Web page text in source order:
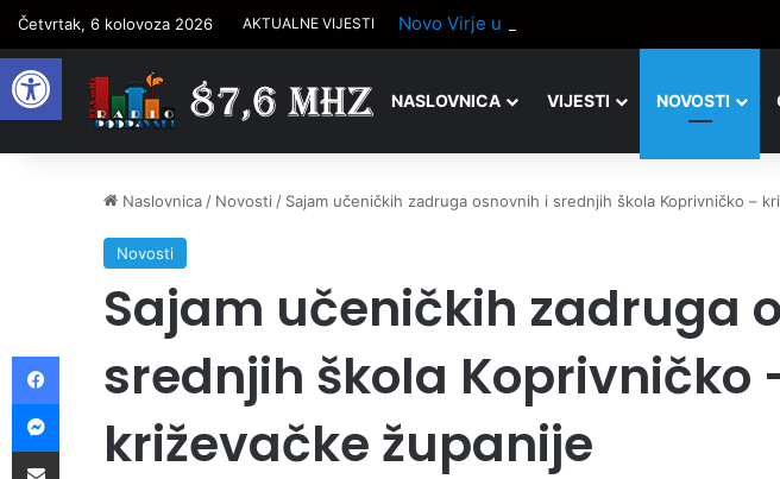
Open toolbar
Četvrtak, 6 kolovoza 2026 AKTUALNE VIJESTI
NASLOVNICA VIJESTI NOVOSTI
Naslovnica / Novosti / Sajam učeničkih zadruga osnovnih i srednjih škola Koprivničko –
Novosti
Sajam učeničkih zadruga
srednjih škola Koprivničko
križevačke županije